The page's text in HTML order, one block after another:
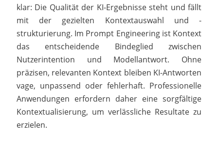
klar: Die Qualität der KI-Ergebnisse steht und fällt
mit der gezielten Kontextauswahl und -
strukturierung. Im Prompt Engineering ist Kontext
das entscheidende Bindeglied zwischen
Nutzerintention und Modellantwort. Ohne
präzisen, relevanten Kontext bleiben KI-Antworten
vage, unpassend oder fehlerhaft. Professionelle
Anwendungen erfordern daher eine sorgfältige
Kontextualisierung, um verlässliche Resultate zu
erzielen.